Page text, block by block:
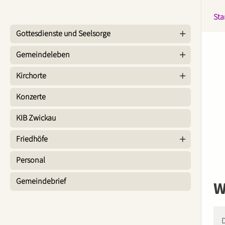
Gottesdienste und Seelsorge
Gemeindeleben
Kirchorte
Konzerte
KIB Zwickau
Friedhöfe
Personal
Gemeindebrief